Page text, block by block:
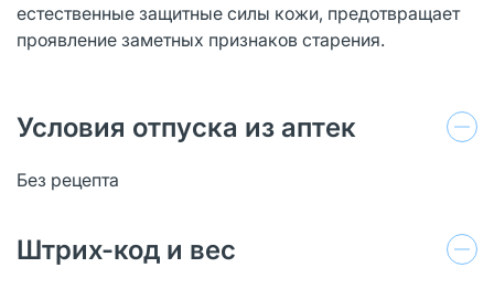
естественные защитные силы кожи, предотвращает
проявление заметных признаков старения.
Условия отпуска из аптек
Без рецепта
Штрих-код и вес